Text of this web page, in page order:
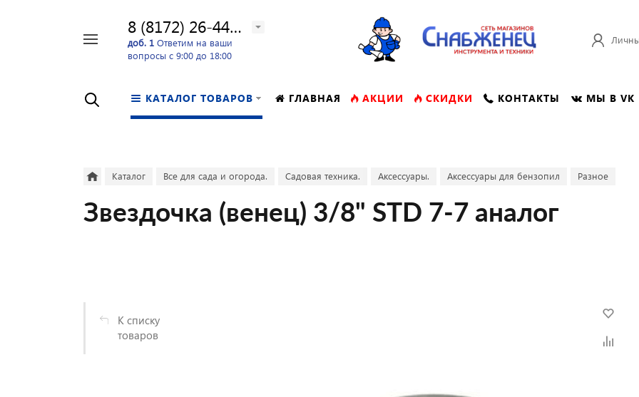
8 (8172) 26-44-24
доб. 1 Ответим на ваши
вопросы с 9:00 до 18:00
КАТАЛОГ ТОВАРОВ ГЛАВНАЯ АКЦИИ СКИДКИ КОНТАКТЫ МЫ В VK
Каталог Все для сада и огорода. Садовая техника. Аксессуары. Аксессуары для бензопил Разное
Звездочка (венец) 3/8" STD 7-7 аналог
К списку
товаров